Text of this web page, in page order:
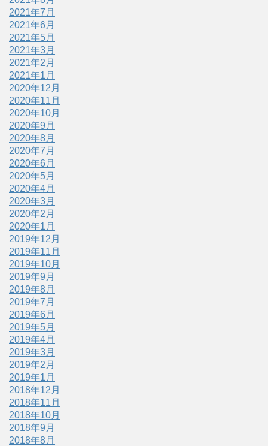
2021年7月
2021年6月
2021年5月
2021年3月
2021年2月
2021年1月
2020年12月
2020年11月
2020年10月
2020年9月
2020年8月
2020年7月
2020年6月
2020年5月
2020年4月
2020年3月
2020年2月
2020年1月
2019年12月
2019年11月
2019年10月
2019年9月
2019年8月
2019年7月
2019年6月
2019年5月
2019年4月
2019年3月
2019年2月
2019年1月
2018年12月
2018年11月
2018年10月
2018年9月
2018年8月